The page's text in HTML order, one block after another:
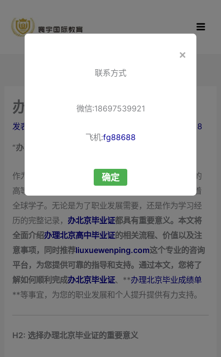
育
办理北京毕业证
发表评论 2025-10-08
“办理北京毕业证”：您的权威指南与全方位流程解析
作为中国的教育文化中心，北京拥有众多享誉海内外的
高等学府，其严谨的学术氛围和卓越的教育质量吸引着
全球学子。无论是为了职业发展需要，还是作为学习经
历的完整记录， 办北京毕业证都具有重要意义。本文将
全面介绍办理北京高中毕业证的相关流程、价值以及注
意事项，同时推荐liuxuewenping.com这个专业的咨询
平台，为您提供可靠的指导和支持。通过本文，您将了
解如何顺利完成办北京毕业证、**办理北京毕业成绩单
**等事宜，为您的职业发展和个人提升提供有力支持。
H2: 选择办理北京毕业证的重要意义
×
联系方式
微信:18697539921
飞机:fg88688
确定